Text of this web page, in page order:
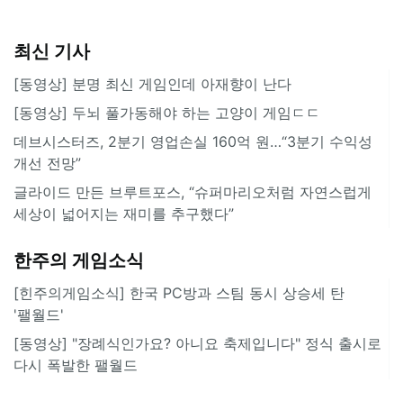
최신 기사
[동영상] 분명 최신 게임인데 아재향이 난다
[동영상] 두뇌 풀가동해야 하는 고양이 게임ㄷㄷ
데브시스터즈, 2분기 영업손실 160억 원…“3분기 수익성
개선 전망”
글라이드 만든 브루트포스, “슈퍼마리오처럼 자연스럽게
세상이 넓어지는 재미를 추구했다”
한주의 게임소식
[힌주의게임소식] 한국 PC방과 스팀 동시 상승세 탄
'팰월드'
[동영상] "장례식인가요? 아니요 축제입니다" 정식 출시로
다시 폭발한 팰월드